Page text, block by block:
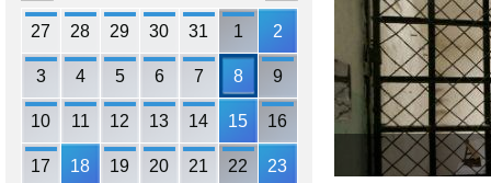
27 28 29 30 31 1 2
3 4 5 6 7 8 9
10 11 12 13 14 15 16
17 18 19 20 21 22 23